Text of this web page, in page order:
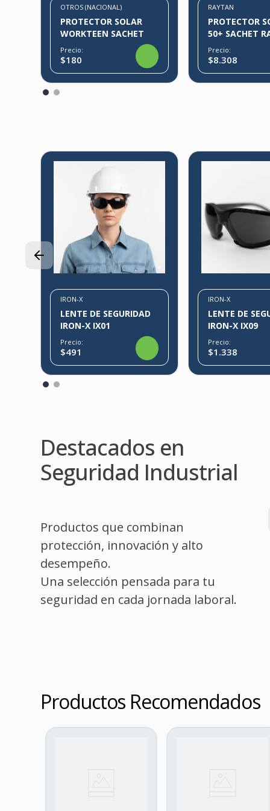
OTROS (NACIONAL)
PROTECTOR SOLAR
WORKTEEN SACHET
Precio:
$180
RAYTAN
PROTECTOR
50+ SACHET
Precio:
$8.308
IRON-X
LENTE DE SEGURIDAD
IRON-X IX01
Precio:
$491
IRON-X
LENTE DE
IRON-X IX09
Precio:
$1.338
Destacados en
Seguridad Industrial
Productos que combinan
protección, innovación y alto
desempeño.
Una selección pensada para tu
seguridad en cada jornada laboral.
Productos Recomendados